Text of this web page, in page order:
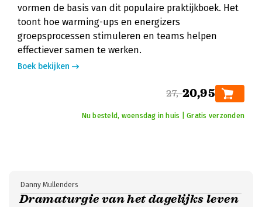
vormen de basis van dit populaire praktijkboek. Het
toont hoe warming-ups en energizers
groepsprocessen stimuleren en teams helpen
effectiever samen te werken.
Boek bekijken
27,-20,95
Nu besteld, woensdag in huis | Gratis verzonden
Dramaturgie van het dagelijks leven
Danny Mullenders